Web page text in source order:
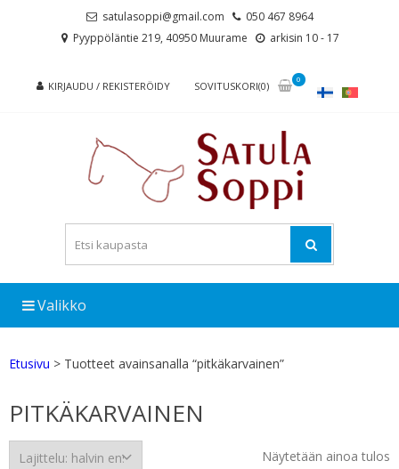
satulasoppi@gmail.com
050 467 8964
Pyyppöläntie 219, 40950 Muurame
arkisin 10 - 17
KIRJAUDU / REKISTERÖIDY SOVITUSKORI(0)
0
Valikko
Etusivu > Tuotteet avainsanalla “pitkäkarvainen”
PITKÄKARVAINEN
Näytetään ainoa tulos